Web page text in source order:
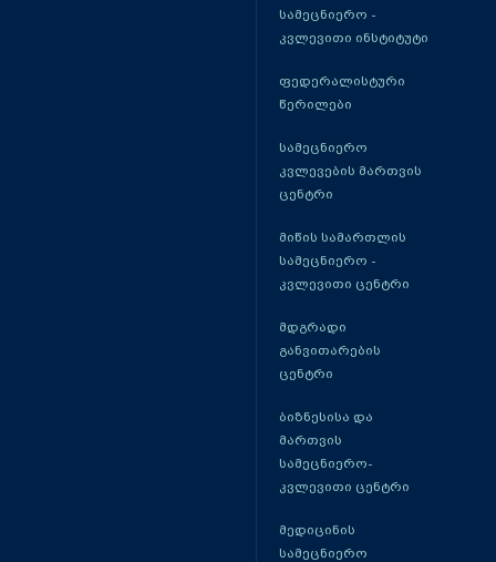
სამეცნიერო -
კვლევითი ინსტიტუტი
ფედერალისტური
წერილები
სამეცნიერო
კვლევების მართვის
ცენტრი
მიწის სამართლის
სამეცნიერო -
კვლევითი ცენტრი
მდგრადი
განვითარების
ცენტრი
ბიზნესისა და
მართვის
სამეცნიერო-
კვლევითი ცენტრი
მედიცინის
სამეცნიერო